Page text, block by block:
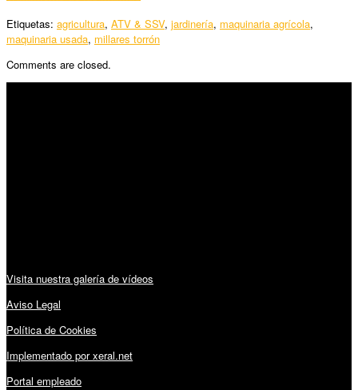
Etiquetas: agricultura, ATV & SSV, jardinería, maquinaria agrícola,
maquinaria usada, millares torrón
Comments are closed.
Visita nuestra galería de vídeos
Aviso Legal
Política de Cookies
Implementado por xeral.net
Portal empleado